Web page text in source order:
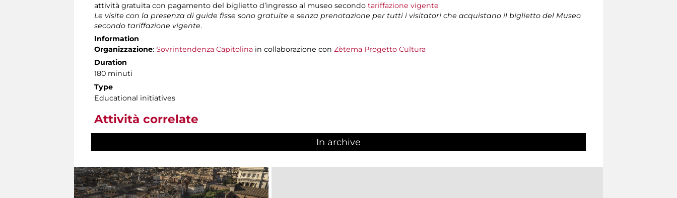
attività gratuita con pagamento del biglietto d’ingresso al museo secondo tariffazione vigente
Le visite con la presenza di guide fisse sono gratuite e senza prenotazione per tutti i visitatori che acquistano il biglietto del Museo
secondo tariffazione vigente.
Information
Organizzazione: Sovrintendenza Capitolina in collaborazione con Zètema Progetto Cultura
Duration
180 minuti
Type
Educational initiatives
Attività correlate
In archive